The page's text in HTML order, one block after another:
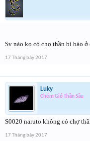
Sv nào ko có chợ thần bí báo ở
17 Tháng bảy 2017
Luky
Chém Gió Thần Sầu
S0020 naruto không có chợ
17 Tháng bảy 2017